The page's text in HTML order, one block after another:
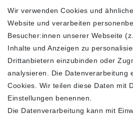
Sehen Sie sich unsere
Wir verwenden Cookies und
Website und verarbeiten
Besucher:innen unserer Webseite
Inhalte und Anzeigen zu
Drittanbietern einzubinden oder
analysieren. Die Datenverarbeitung
Cookies. Wir teilen diese Daten mit
Einstellungen benennen.
Die Datenverarbeitung kann mit